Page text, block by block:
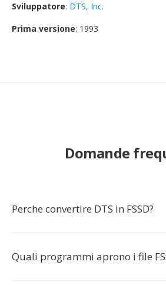
Sviluppatore: DTS, Inc.
Prima versione: 1993
Domande
Perche convertire DTS in FSSD?
Quali programmi aprono i file